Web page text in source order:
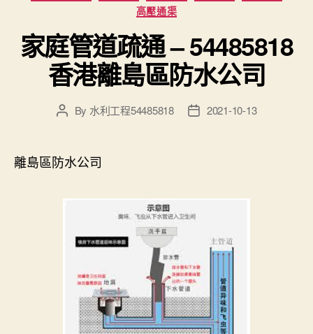
高壓通渠
家庭管道疏通 – 54485818
香港離島區防水公司
PostBy 水利工程54485818
Post2021-10-13
離島區防水公司